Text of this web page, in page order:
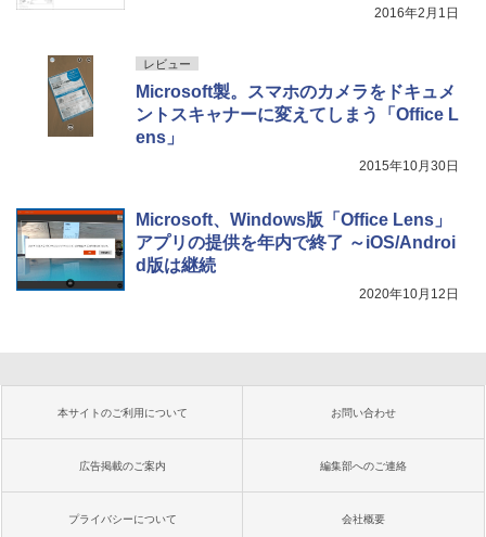
2016年2月1日
レビュー
Microsoft製。スマホのカメラをドキュメ
ントスキャナーに変えてしまう「Office L
ens」
2015年10月30日
Microsoft、Windows版「Office Lens」
アプリの提供を年内で終了 ～iOS/Androi
d版は継続
2020年10月12日
本サイトのご利用について お問い合わせ
広告掲載のご案内 編集部へのご連絡
プライバシーについて 会社概要